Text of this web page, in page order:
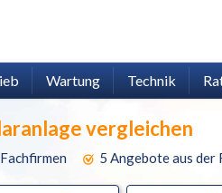
Wartung Technik
vergleichen
5 Angebote aus der